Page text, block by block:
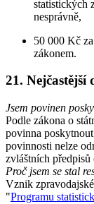
statistických
nesprávně,
50 000 Kč
zákonem.
21. Nejčastější
Jsem povinen
Podle zákona o
povinna
povinnosti nelze
zvláštních
Proč jsem se stal
Vznik
"Programu